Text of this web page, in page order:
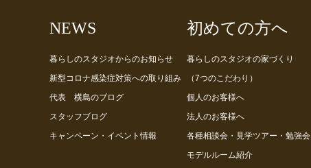
NEWS
暮らしのスタジオからのお知らせ
新型コロナ感染症対策への取り組み
代表 横島のブログ
スタッフブログ
キャンペーン・イベント情報
初めての方へ
暮らしのスタジオの家づくり
（7つのこだわり）
個人のお客様へ
法人のお客様へ
各種相談会・見学ツアー・勉強会
モデルルーム紹介